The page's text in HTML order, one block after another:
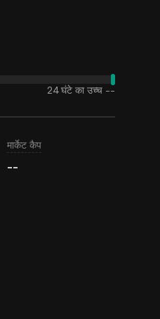
24 घंटे का उच्च --
मार्केट कैप
--